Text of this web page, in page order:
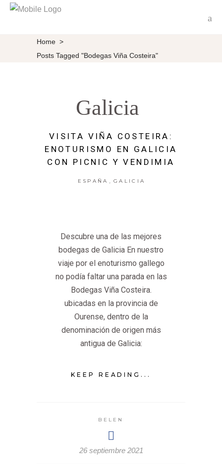
Home >
Posts Tagged "Bodegas Viña Costeira"
Galicia
VISITA VIÑA COSTEIRA:
ENOTURISMO EN GALICIA
CON PICNIC Y VENDIMIA
ESPAÑA GALICIA
Descubre una de las mejores
bodegas de Galicia En nuestro
viaje por el enoturismo gallego
no podía faltar una parada en las
Bodegas Viña Costeira.
ubicadas en la provincia de
Ourense, dentro de la
denominación de origen más
antigua de Galicia:
KEEP READING...
BELEN
26 septiembre 2021